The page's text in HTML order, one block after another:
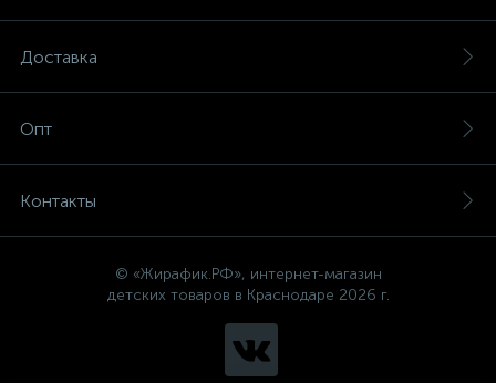
Доставка
Опт
Контакты
© «Жирафик.РФ», интернет-магазин
детских товаров в Краснодаре 2026 г.